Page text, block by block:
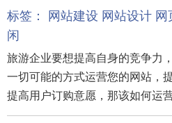
标签： 网站建设 网站设计 网
闲
旅游企业要想提高自身的竞争力
一切可能的方式运营您的网站，
提高用户订购意愿，那该如何运